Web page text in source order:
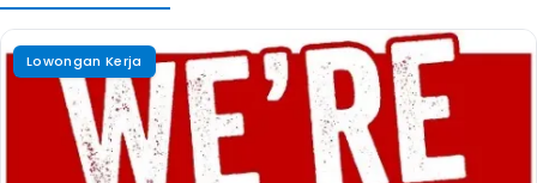
Lowongan Kerja